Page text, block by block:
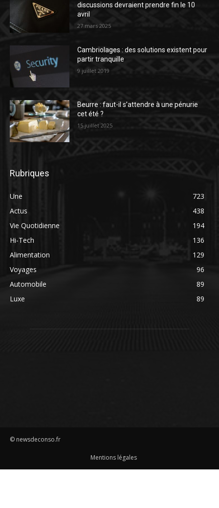
discussions devraient prendre fin le 10
avril
27 mars 2025
Cambriolages : des solutions existent pour
partir tranquille
9 juillet 2019
Beurre : faut-il s’attendre à une pénurie
cet été ?
15 juillet 2025
Rubriques
Une
723
Actus
438
Vie Quotidienne
194
Hi-Tech
136
Alimentation
129
Voyages
96
Automobile
89
Luxe
89
© newsdeconso.fr
Mentions légales